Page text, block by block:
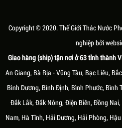
Ý NGHĨA
Âm dương, ngũ hành là hai khái niệm
của Trung Hoa. Mỗi người sinh ra sẽ
có một "mạng" khác nhau, tùy theo
năm sinh mà tương ứng với các hành
cơ
có
Thế Giới Thác Nước
nghiệp bởi
Giao hàng (ship) tận nơi ở 63 tỉnh thành
An Giang, Bà Rịa - Vũng Tàu, Bạc Liêu,
Bình Dương, Bình Định, Bình Phước, Bình
Đắk Lắk, Đắk Nông, Điện Biên, Đồng